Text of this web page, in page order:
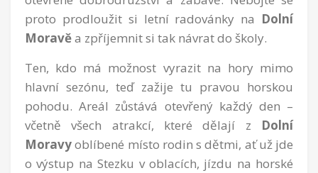
proto prodloužit si letní radovánky na Dolní
Moravěa zpříjemnit si tak návrat do školy.
Ten, kdo má možnost vyrazit na hory mimo
hlavní sezónu, teď zažije tu pravou horskou
pohodu. Areál zůstává otevřený každý den –
včetně všech atrakcí, které dělají z Dolní
Moravyoblíbené místo rodin s dětmi, ať už jde
o výstup na Stezku v oblacích, jízdu na horské